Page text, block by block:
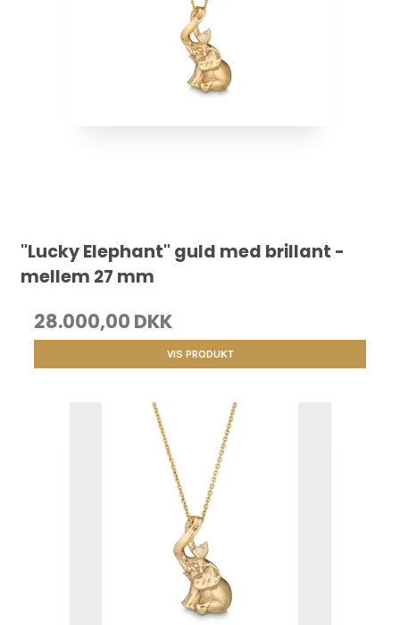
"Lucky Elephant" guld med brillant -
mellem 27 mm
28.000,00 DKK
VIS PRODUKT